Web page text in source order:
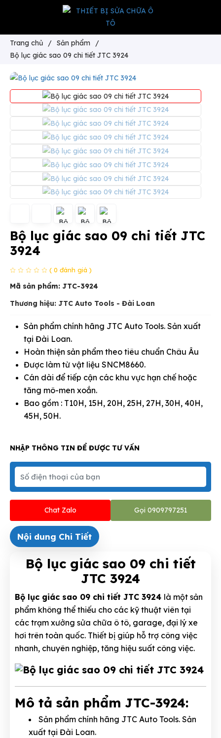
Trang chủ / Sản phẩm
/
Bộ lục giác sao 09 chi tiết JTC 3924
Bộ lục giác sao 09 chi tiết JTC
3924
( 0 đánh giá )
Mã sản phẩm: JTC-3924
Thương hiệu: JTC Auto Tools - Đài Loan
Sản phẩm chính hãng JTC Auto Tools. Sản xuất
tại Đài Loan.
Hoàn thiện sản phẩm theo tiêu chuẩn Châu Âu
Được làm từ vật liệu SNCM8660.
Cán dài để tiếp cận các khu vực hạn chế hoặc
tăng mô-men xoắn.
Bao gồm : T10H, 15H, 20H, 25H, 27H, 30H, 40H,
45H, 50H.
NHẬP THÔNG TIN ĐỂ ĐƯỢC TƯ VẤN
Chat Zalo Gọi 0909797251
Nội dung Chi Tiết
Bộ lục giác sao 09 chi tiết
JTC 3924
Bộ lục giác sao 09 chi tiết JTC 3924 là một sản
phẩm không thể thiếu cho các kỹ thuật viên tại
các trạm xưởng sửa chữa ô tô, garage, đại lý xe
hơi trên toàn quốc. Thiết bị giúp hỗ trợ công việc
nhanh, chuyên nghiệp, tăng hiệu suất công việc.
Mô tả sản phẩm JTC-3924:
Sản phẩm chính hãng JTC Auto Tools. Sản
xuất tại Đài Loan.